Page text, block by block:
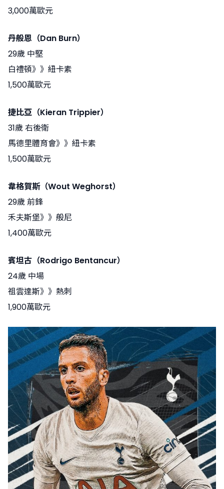
3,000萬歐元
丹般恩（Dan Burn）
29歲 中堅
白禮頓》》紐卡素
1,500萬歐元
捷比亞（Kieran Trippier）
31歲 右後衛
馬德里體育會》》紐卡素
1,500萬歐元
韋格賀斯（Wout Weghorst）
29歲 前鋒
禾夫斯堡》》般尼
1,400萬歐元
賓坦古（Rodrigo Bentancur）
24歲 中場
祖雲達斯》》熱刺
1,900萬歐元